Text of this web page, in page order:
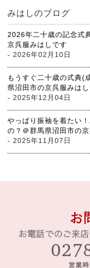
みはしのブログ
2026年二十歳の記念式
京呉服みはしです
- 2026年02月10日
もうすぐ二十歳の式典(
県沼田市の京呉服みは
- 2025年12月04日
やっぱり振袖を着たい
の？＠群馬県沼田市の
- 2025年11月07日